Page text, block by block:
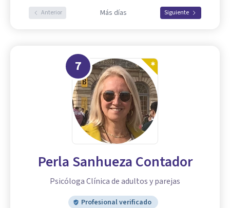
Anterior Más días Siguiente
7
Perla Sanhueza Contador
Psicóloga Clínica de adultos y parejas
Profesional verificado